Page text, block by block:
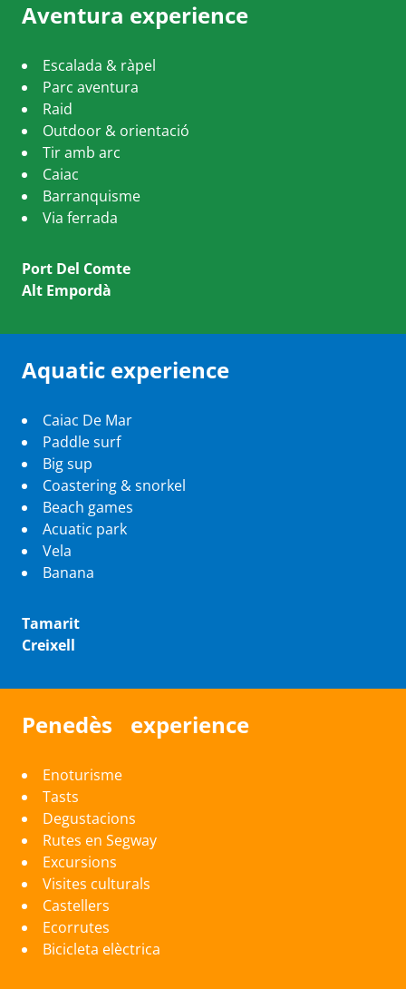
Aventura experience
Escalada & ràpel
Parc aventura
Raid
Outdoor & orientació
Tir amb arc
Caiac
Barranquisme
Via ferrada
Port Del Comte
Alt Empordà
Aquatic experience
Caiac De Mar
Paddle surf
Big sup
Coastering & snorkel
Beach games
Acuatic park
Vela
Banana
Tamarit
Creixell
Penedès experience
Enoturisme
Tasts
Degustacions
Rutes en Segway
Excursions
Visites culturals
Castellers
Ecorrutes
Bicicleta elèctrica